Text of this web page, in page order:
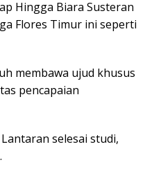
Hingga Biara Susteran
Flores Timur ini seperti
membawa ujud khusus
pencapaian
selesai studi,